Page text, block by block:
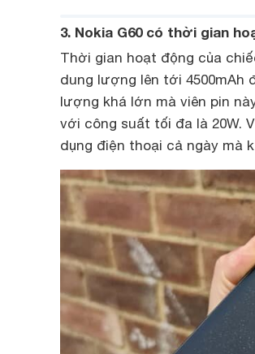
3. Nokia G60 có thời gian
Thời gian hoạt động của
dung lượng lên tới 4500mAh
lượng khá lớn mà viên pin
với công suất tối đa là 20W.
dụng điện thoại cả ngày mà